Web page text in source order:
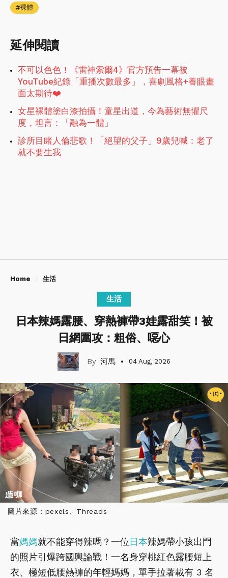
裸體
延伸閱讀
不可以色色！《雷神索爾4》官方預告一幕被
YouTube紀錄「重播次數最多」，喜劇風格+養眼畫
面太期待❤️
女星裸體塗白漆拍攝！童星出道，今為藝術無懼尺
度，坦言：「融為一體」
診所目睹人倫悲歌！「絕望的父子」9歲兒喊：老了
就不要生我
Home 生活
生活
日本辣媽露腰、穿熱褲帶3娃露甜笑！被
日網圍攻：粗俗、噁心
河馬 04 Aug, 2026
圖片來源：pexels、Threads
當媽媽就不能穿得辣嗎？一位日本辣媽帶小孩出門
的照片引爆跨國輿論戰！一名身穿桃紅色露腰短上
衣、極短低腰熱褲的年輕媽媽，單手拉著載有 3 名